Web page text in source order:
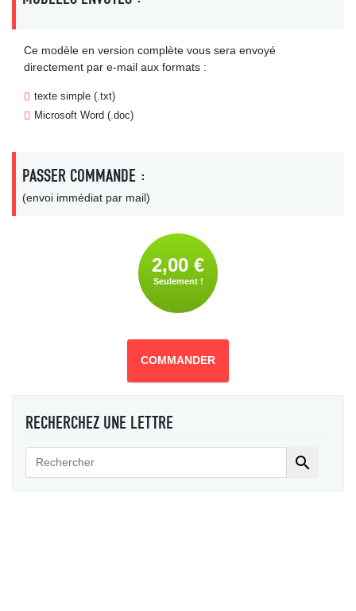
Ce modèle en version complète vous sera envoyé
directement par e-mail aux formats :
texte simple (.txt)
Microsoft Word (.doc)
PASSER COMMANDE :
(envoi immédiat par mail)
2,00 €
Seulement !
COMMANDER
RECHERCHEZ UNE LETTRE
